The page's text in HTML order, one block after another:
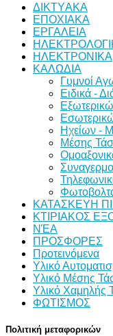
ΔΙKTΥAKA
ΕΠΟΧΙΑΚΑ
ΕΡΓΑΛΕΙΑ
ΗΛΕΚΤΡΟΝΙΚΑ
ΚΑΛΩΔΙΑ
Γυμνοί
Ειδικά -
Ηχείων -
Μέσης
ΚΑΤΑΣΚΕΥΗ
ΚΤΙΡΙΑΚΟΣ
ΝΈΑ
ΠΡΟΣΦΟΡΕΣ
Προτεινόμενα
Υλικό
Υλικό Μέσης
Υλικό Χαμηλής
ΦΩΤΙΣΜΟΣ
Πολιτική μεταφορικών